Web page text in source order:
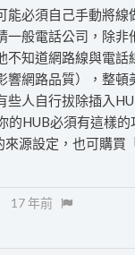
能必須自己手動將線
一般電話公司，除非
不知道網路線與電話
響網路品質），整頓
些人自行拔除插入
的HUB必須有這樣
來源設定，也可購買
17 年前